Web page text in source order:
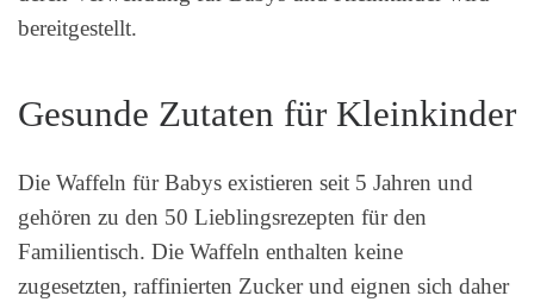
bereitgestellt.
Gesunde Zutaten für Kleinkinder
Die Waffeln für Babys existieren seit 5 Jahren und
gehören zu den 50 Lieblingsrezepten für den
Familientisch. Die Waffeln enthalten keine
zugesetzten, raffinierten Zucker und eignen sich daher